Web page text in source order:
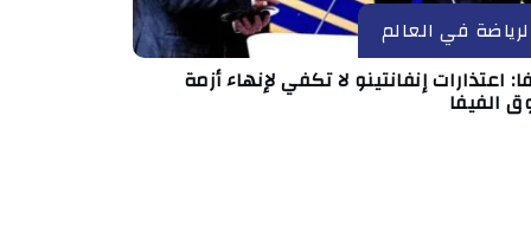
في العالم
اعتذارات إنفانتينو لا تكفي لإنهاء أزمة
الفيفا